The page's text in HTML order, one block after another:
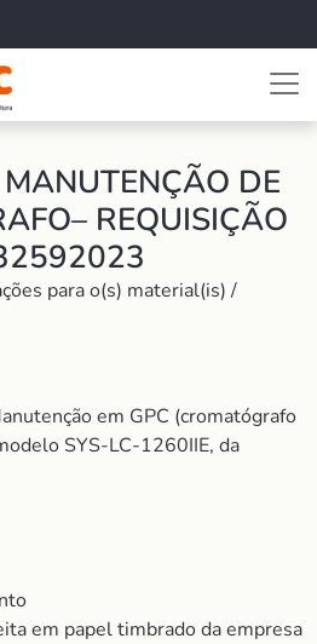
DE
REQUISIÇÃO
para o(s) material(is) /
em GPC (cromatógrafo
SYS-LC-1260IIE, da
em papel timbrado da empresa